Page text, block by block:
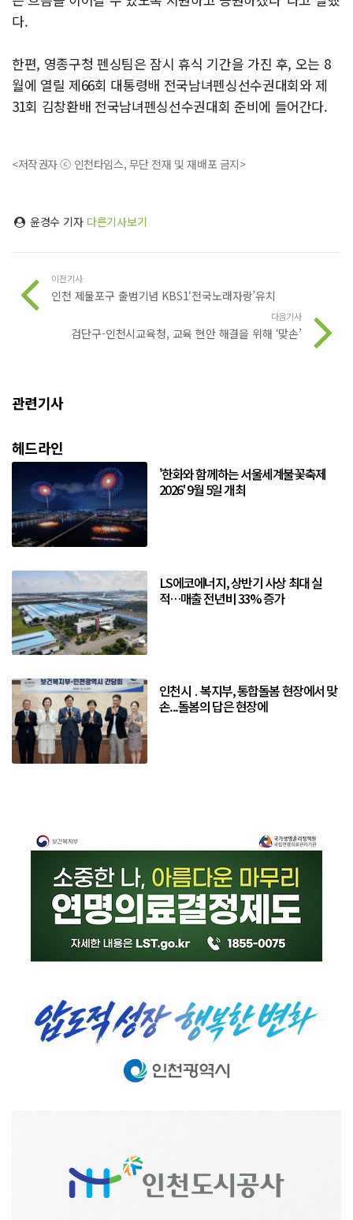
다.
한편, 영종구청 펜싱팀은 잠시 휴식 기간을 가진 후, 오는 8
월에 열릴 제66회 대통령배 전국남녀펜싱선수권대회와 제
31회 김창환배 전국남녀펜싱선수권대회 준비에 들어간다.
<저작권자 ⓒ 인천타임스, 무단 전재 및 재배포 금지>
윤경수 기자 다른기사보기
이전기사
인천 제물포구 출범기념 KBS1‘전국노래자랑’유치
다음기사
검단구-인천시교육청, 교육 현안 해결을 위해 ‘맞손’
관련기사
헤드라인
'한화와 함께하는 서울세계불꽃축제
2026' 9월 5일 개최
LS에코에너지, 상반기 사상 최대 실
적…매출 전년비 33% 증가
인천시 ․ 복지부, 통합돌봄 현장에서 맞
손...돌봄의 답은 현장에